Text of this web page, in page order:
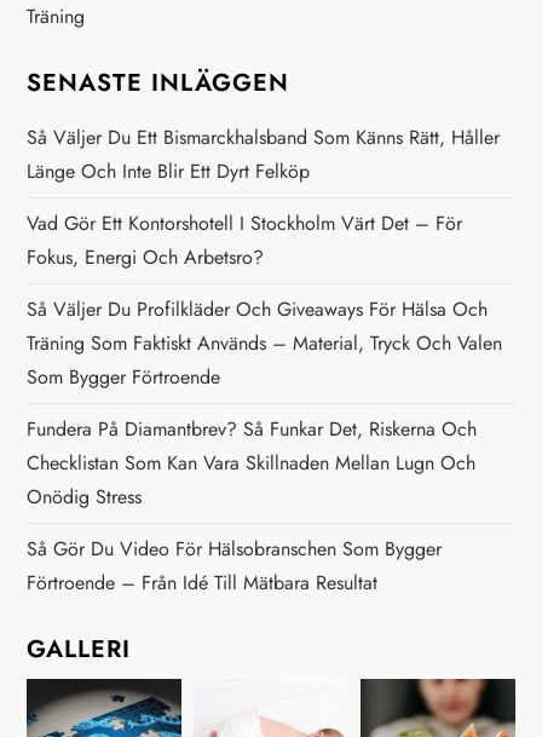
a
v
i
g
e
r
i
n
g
Träning
SENASTE INLÄGGEN
Så Väljer Du Ett Bismarckhalsband Som Känns Rätt, Håller
Länge Och Inte Blir Ett Dyrt Felköp
Vad Gör Ett Kontorshotell I Stockholm Värt Det – För
Fokus, Energi Och Arbetsro?
Så Väljer Du Profilkläder Och Giveaways För Hälsa Och
Träning Som Faktiskt Används – Material, Tryck Och Valen
Som Bygger Förtroende
Fundera På Diamantbrev? Så Funkar Det, Riskerna Och
Checklistan Som Kan Vara Skillnaden Mellan Lugn Och
Onödig Stress
Så Gör Du Video För Hälsobranschen Som Bygger
Förtroende – Från Idé Till Mätbara Resultat
GALLERI